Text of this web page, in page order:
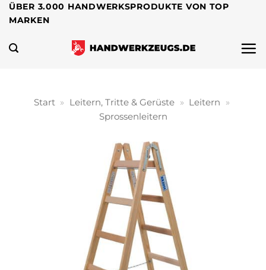
Zum
Inhalt
springen
ÜBER 3.000 HANDWERKSPRODUKTE VON TOP
MARKEN
Start » Leitern, Tritte & Gerüste » Leitern »
Sprossenleitern